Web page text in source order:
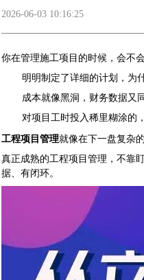
V3
V1
管家婆服装SII
管家婆服装普及版
管家婆ishop SAAS
2026-06-03 10:16:25
你在管理施工项目的时候，会不
明明制定了详细的计划，为
成本就像黑洞，财务数据又
对项目工时投入稀里糊涂的
工程项目管理就像在下一盘复杂
真正成熟的工程项目管理，不靠
据、有闭环。